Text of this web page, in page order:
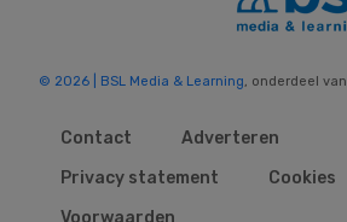
© 2026 | BSL Media & Learning, onderdeel van
Contact
Adverteren
Privacy statement
Cookies